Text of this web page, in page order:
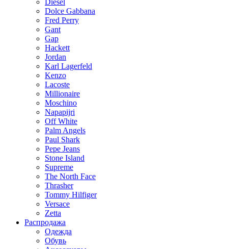
Diesel
Dolce Gabbana
Fred Perry
Gant
Gap
Hackett
Jordan
Karl Lagerfeld
Kenzo
Lacoste
Millionaire
Moschino
Napapijri
Off White
Palm Angels
Paul Shark
Pepe Jeans
Stone Island
Supreme
The North Face
Thrasher
Tommy Hilfiger
Versace
Zetta
Распродажа
Одежда
Обувь